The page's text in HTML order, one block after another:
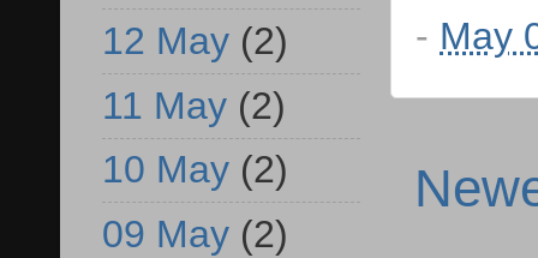
- May
12 May (2)
11 May (2)
10 May (2)
09 May (2)